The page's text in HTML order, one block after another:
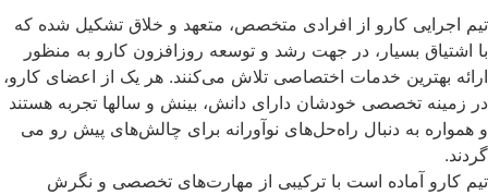
اجرایی کارو از افرادی متخصص، متعهد و خلاق تشکیل شده که
اشتیاق بسیار، در جهت رشد و توسعه روزافزون کارو به منظور
بهترین خدمات اختصاصی تلاش می‌کنند. هر یک از اعضای کارو،
زمینه تخصصی خودشان دارای دانش، بینش و سالها تجربه هستند
به دنبال راه‌حل‌های نوآورانه برای چالش‌های پیش رو می
کارو آماده است با ترکیبی از مهارت‌های تخصصی و نگرش